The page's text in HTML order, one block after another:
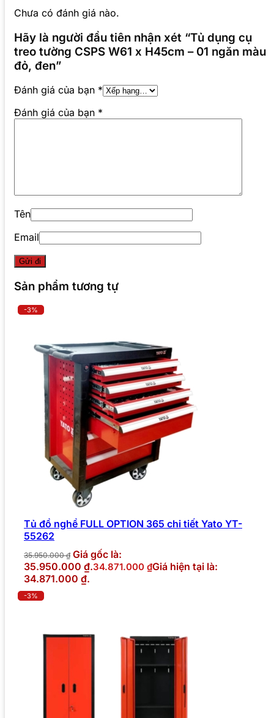
Chưa có đánh giá nào.
Hãy là người đầu tiên nhận xét “Tủ dụng cụ
treo tường CSPS W61 x H45cm – 01 ngăn màu
đỏ, đen”
Đánh giá của bạn *
Đánh giá của bạn *
Tên
Email
Sản phẩm tương tự
-3%
Tủ đồ nghề FULL OPTION 365 chi tiết Yato YT-
55262
35.950.000₫ Giá gốc là:
35.950.000 ₫.34.871.000 ₫Giá hiện tại là:
34.871.000 ₫.
-3%